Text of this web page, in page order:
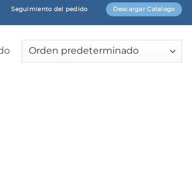
Seguimiento del pedido Descargar Catalogo